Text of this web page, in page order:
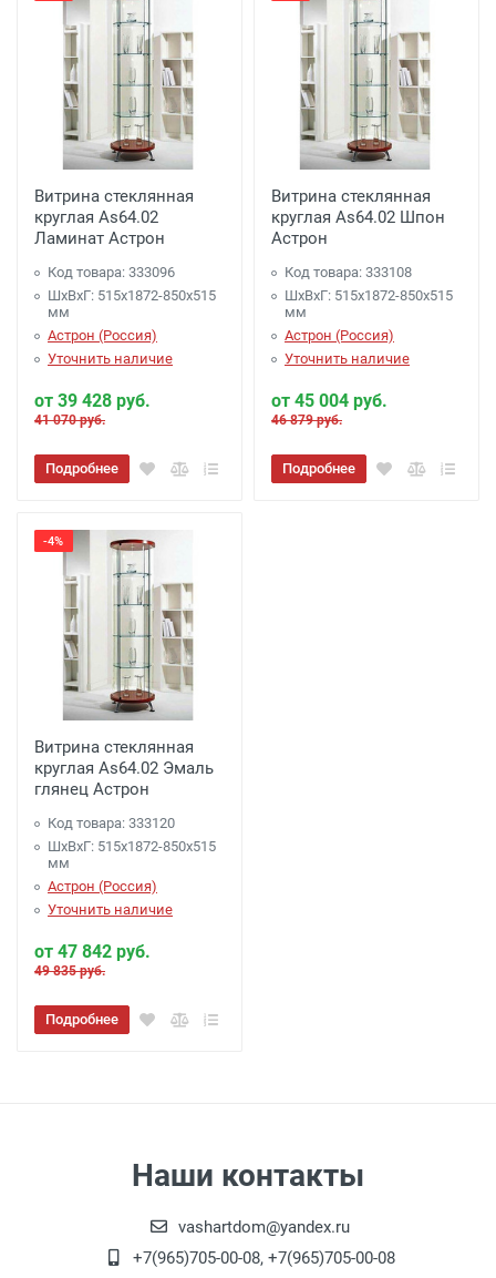
Витрина стеклянная
круглая As64.02
Ламинат Астрон
Код товара: 333096
ШхВхГ: 515х1872-850х515
мм
Астрон (Россия)
Уточнить наличие
от 39 428 руб.
41 070 руб.
Подробнее
Витрина стеклянная
круглая As64.02 Шпон
Астрон
Код товара: 333108
ШхВхГ: 515х1872-850х515
мм
Астрон (Россия)
Уточнить наличие
от 45 004 руб.
46 879 руб.
Подробнее
-4%
Витрина стеклянная
круглая As64.02 Эмаль
глянец Астрон
Код товара: 333120
ШхВхГ: 515х1872-850х515
мм
Астрон (Россия)
Уточнить наличие
от 47 842 руб.
49 835 руб.
Подробнее
Наши контакты
vashartdom@yandex.ru
+7(965)705-00-08, +7(965)705-00-08